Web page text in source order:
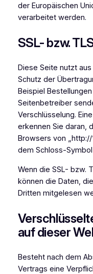
der Europäischen
verarbeitet werden.
SSL- bzw.
Diese Seite nutzt
Schutz der
Beispiel
Seitenbetreiber
Verschlüsselung.
erkennen Sie daran,
Browsers von
dem Schloss-
Wenn die SSL- bzw.
können die Daten,
Dritten mitgelesen
auf dieser
Besteht nach dem
Vertrags eine